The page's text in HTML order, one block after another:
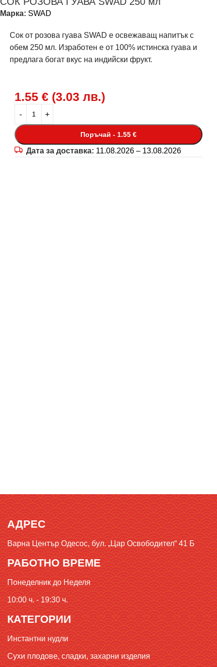
Марка: SWAD
Сок от розова гуава SWAD е освежаващ напитък с
обем 250 мл. Изработен е от 100% истинска гуава и
предлага богат вкус на индийски фрукт.
1.55 € (3.03 лв.)
Поръчай - 1.55 €
Дата за доставка: 11.08.2026 – 13.08.2026
АДРЕС
Варна Център Одесос, бул. „Цар Освободител“ 41 Б
РАБОТНО ВРЕМЕ
Понеделник до Неделя
10:00 ч. - 19:30 ч.
КАТЕГОРИИ
Инстантни нудли
Сухи плодове, сладки, захарни изделия